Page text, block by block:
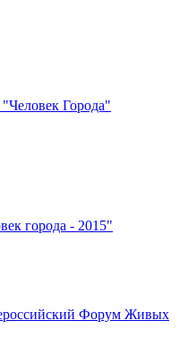
Города"
города - 2015"
Форум Живых